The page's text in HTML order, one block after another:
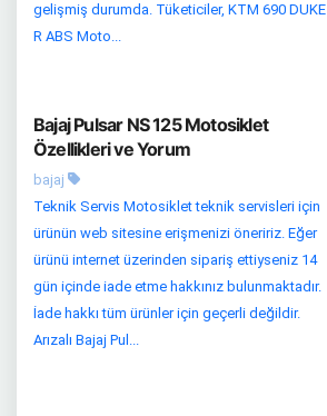
gelişmiş durumda. Tüketiciler, KTM 690 DUKE
R ABS Moto...
Bajaj Pulsar NS 125 Motosiklet
Özellikleri ve Yorum
bajaj
Teknik Servis Motosiklet teknik servisleri için
ürünün web sitesine erişmenizi öneririz. Eğer
ürünü internet üzerinden sipariş ettiyseniz 14
gün içinde iade etme hakkınız bulunmaktadır.
İade hakkı tüm ürünler için geçerli değildir.
Arızalı Bajaj Pul...